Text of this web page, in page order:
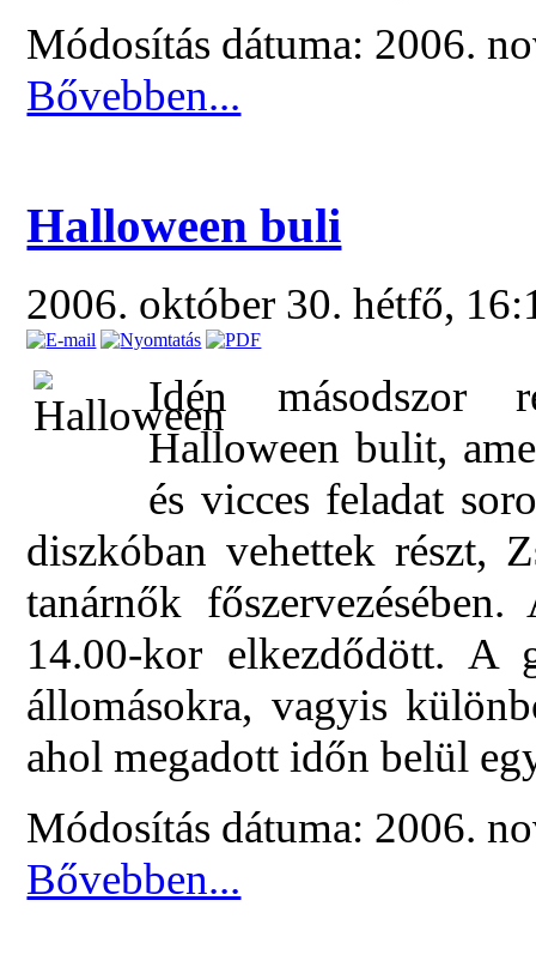
Módosítás dátuma: 2006.
Bővebben...
Halloween buli
2006. október 30. hétfő,
Idén másodszor
Halloween bulit,
és vicces feladat
diszkóban vehettek részt,
tanárnők
14.00-kor elkezdődött. A
állomásokra, vagyis
ahol megadott időn belül
Módosítás dátuma: 2006.
Bővebben...